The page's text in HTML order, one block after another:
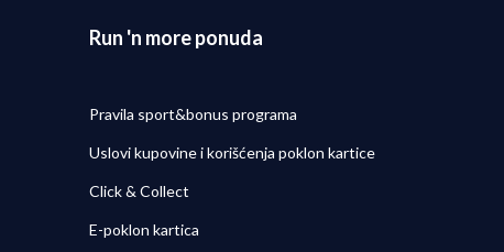
Run 'n more ponuda
Pravila sport&bonus programa
Uslovi kupovine i korišćenja poklon kartice
Click & Collect
E-poklon kartica